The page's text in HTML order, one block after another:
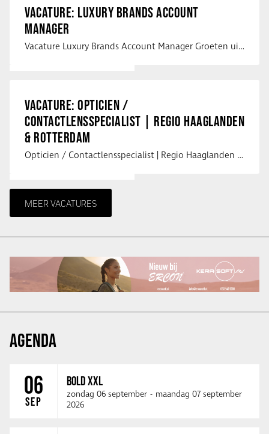
VACATURE: LUXURY BRANDS ACCOUNT
MANAGER
Vacature Luxury Brands Account Manager Groeten uit Spanje! Vanaf mijn …
VACATURE: OPTICIEN /
CONTACTLENSSPECIALIST | REGIO HAAGLANDEN
& ROTTERDAM
Opticien / Contactlensspecialist | Regio Haaglanden & Rotterdam Saludos uit …
MEER VACATURES
AGENDA
06
SEP
BOLD XXL
zondag 06 september - maandag 07 september
2026